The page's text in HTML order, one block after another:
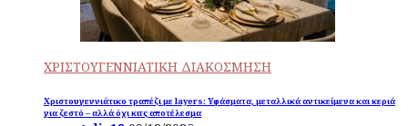
ΧΡΙΣΤΟΥΓΕΝΝΙΑΤΙΚΗ ΔΙΑΚΟΣΜΗΣΗ
Χριστουγεννιάτικο τραπέζι με layers: Υφάσματα, μεταλλικά αντικείμενα και κεριά
για ζεστό – αλλά όχι κιτς αποτέλεσμα